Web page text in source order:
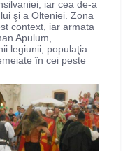
iar cea de-a
şi a Olteniei. Zona
context, iar armata
Apulum,
legiunii, populaţia
în cei peste